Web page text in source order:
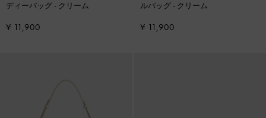
ディーバッグ- クリーム
¥ 11,900
ルバッグ- クリーム
¥ 11,900